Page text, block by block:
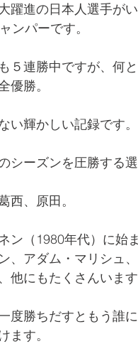
カラダフリー 身体
身体メンテ ヨガ
躍進の日本人選手が
ンパーです。
５連勝中ですが、何
優勝。
い輝かしい記録です。
シーズンを圧勝する選
西、原田。
ン（1980年代）に始
、アダム・マリシュ
他にもたくさんいます
度勝ちだすともう誰
ます。